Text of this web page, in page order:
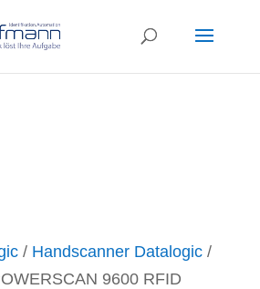
/ Handscanner Datalogic/
9600 RFID